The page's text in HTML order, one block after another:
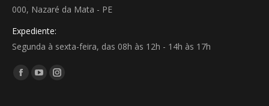
000, Nazaré da Mata - PE
Expediente:
Segunda à sexta-feira, das 08h às 12h - 14h às 17h
Encontre-nos em:
Facebook
YouTubeInstagram